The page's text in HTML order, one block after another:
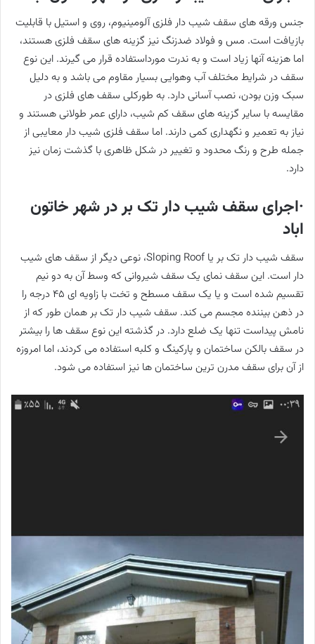
جنس ورقه های سقف شیب دار فلزی آلومینیوم، روی و استیل با قابلیت
بازیافت است. مس و فولاد ضدزنگ نیز گزینه های سقف فلزی هستند،
اما هزینه آنها زیاد است و به ندرت مورداستفاده قرار می گیرند. این نوع
سقف در شرایط مختلف آب وهوایی بسیار مقاوم می باشد و به دلیل
سبک وزن بودن، نصب آسانی دارد. به طورکلی سقف های فلزی در
مقایسه با سایر گزینه های سقف کم شیب، دارای عمر طولانی هستند و
نیاز به تعمیر و نگهداری کمی دارند. اما سقف فلزی شیب دار معایبی از
جمله طرح و رنگ محدود و تغییر در شکل ظاهری با گذشت زمان نیز
دارد.
·اجرای سقف شیب دار تک بر در شهر خاتون
اباد
سقف شیب دار تک بر یا Sloping Roof، نوعی دیگر از سقف های شیب
دار است. این سقف نمای یک سقف شیروانی که وسط آن به دو نیم
تقسیم شده است و یا یک سقف مسطح و تخت با زاویه ای ٤٥ درجه را
در ذهن بیننده مجسم می کند. سقف شیب دار تک بر همان طور که از
نامش پیداست تنها یک ضلع دارد. در گذشته این نوع سقف ها را بیشتر
در سقف بالکن ساختمان و پارکینگ و کلبه استفاده می کردند، اما امروزه
از آن برای سقف مدرن ترین ساختمان ها نیز استفاده می شود.